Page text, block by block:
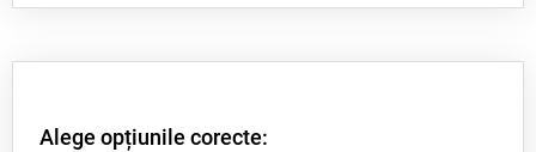
Alege opțiunile corecte: